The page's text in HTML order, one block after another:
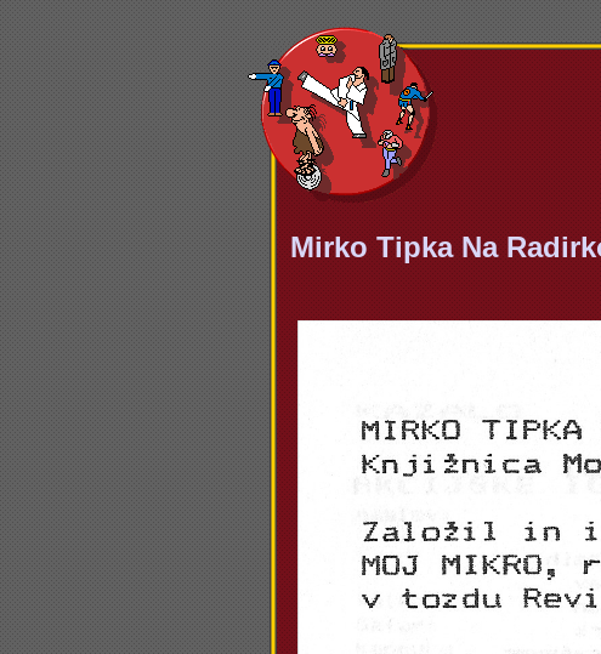
Mirko Tipka Na